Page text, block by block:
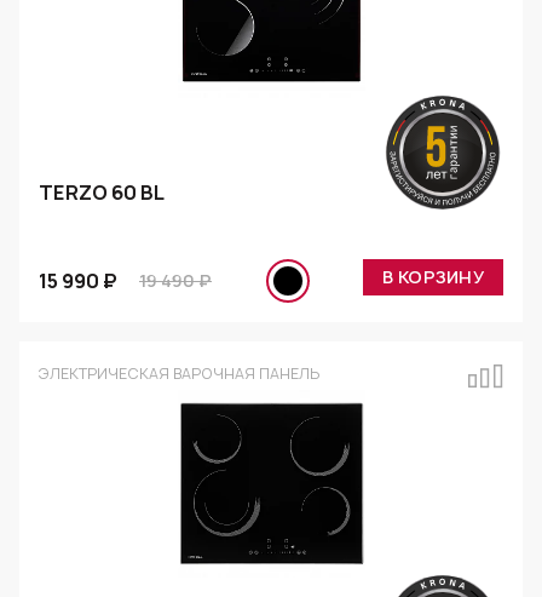
TERZO 60 BL
15 990 ₽ 19 490 ₽ В КОРЗИНУ
ЭЛЕКТРИЧЕСКАЯ ВАРОЧНАЯ ПАНЕЛЬ